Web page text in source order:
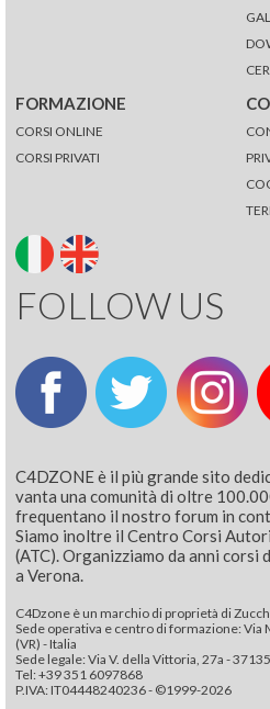
FORMAZIONE
CORSI ONLINE
CORSI PRIVATI
FOLLOW US
C4DZONE è il più grande sito
vanta una comunità di oltre
frequentano il nostro forum in
Siamo inoltre il Centro Corsi
(ATC). Organizziamo da anni corsi
a Verona.
C4Dzone è un marchio di proprietà di
Sede operativa e centro di formazione: Via
(VR) - Italia
Sede legale: Via V. della Vittoria, 27a -
Tel: +39 351 6097868‬
P.IVA: IT04448240236 - ©1999-2026